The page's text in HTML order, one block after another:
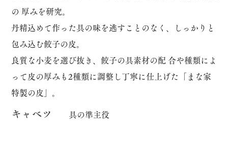
の 厚みを研究。
丹精込めて作った具の味を逃すことのなく、しっかりと
包み込む餃子の皮。
良質な小麦を選び抜き、餃子の具素材の配 合や種類によ
って皮の厚みも2種類に調整し丁寧に仕上げた「まな家
特製の皮」。
​具の準主役
​キャベツ